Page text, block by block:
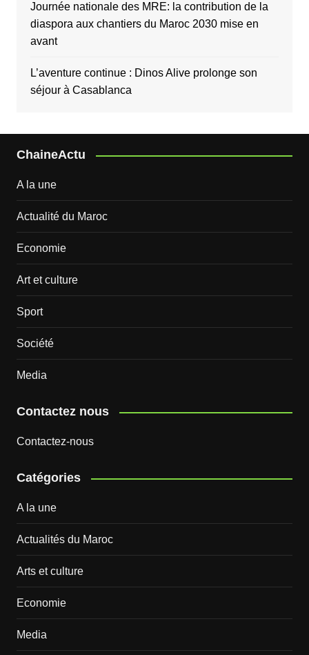
Journée nationale des MRE: la contribution de la
diaspora aux chantiers du Maroc 2030 mise en
avant
L’aventure continue : Dinos Alive prolonge son
séjour à Casablanca
ChaineActu
A la une
Actualité du Maroc
Economie
Art et culture
Sport
Société
Media
Contactez nous
Contactez-nous
Catégories
A la une
Actualités du Maroc
Arts et culture
Economie
Media